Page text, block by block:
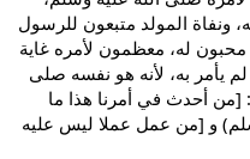
ونفاة المولد متبعون للرسول
له، معظمون لأمره غاية
يأمر به، لأنه هو نفسه صلى
أحدث في أمرنا هذا ما
و [من عمل عملا ليس عليه